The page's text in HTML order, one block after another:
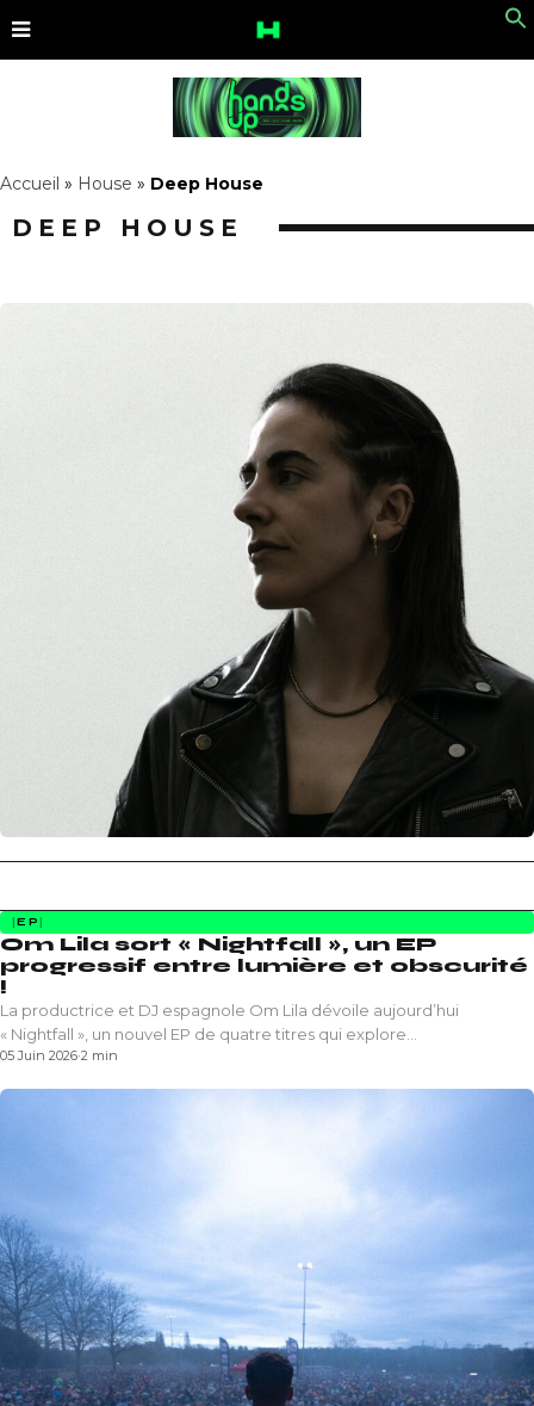
Accueil » House » Deep House
DEEP HOUSE
EP
Om Lila sort « Nightfall », un EP
progressif entre lumière et obscurité
!
La productrice et DJ espagnole Om Lila dévoile aujourd’hui
« Nightfall », un nouvel EP de quatre titres qui explore…
05 Juin 2026·2 min